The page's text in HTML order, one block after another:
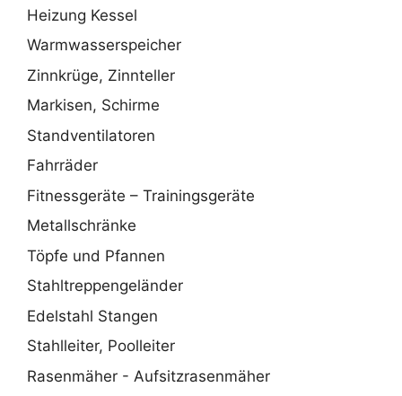
Heizung Kessel
Warmwasserspeicher
Zinnkrüge, Zinnteller
Markisen, Schirme
Standventilatoren
Fahrräder
Fitnessgeräte – Trainingsgeräte
Metallschränke
Töpfe und Pfannen
Stahltreppengeländer
Edelstahl Stangen
Stahlleiter, Poolleiter
Rasenmäher - Aufsitzrasenmäher